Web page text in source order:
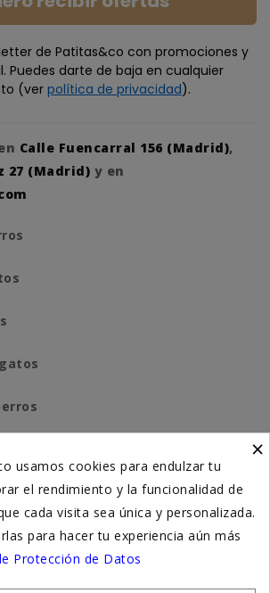
de Patitas&co con promociones y
Puedes darte de baja en cualquier
(ver política de privacidad).
Calle Fuencarral 156 (Madrid),
27 (Madrid) y en
×
usamos cookies para endulzar tu
el rendimiento y la funcionalidad de
cada visita sea única y personalizada.
para hacer tu experiencia aún más
Protección de Datos